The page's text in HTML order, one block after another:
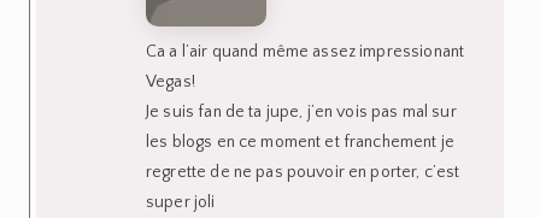
Ca a l’air quand même assez impressionant
Vegas!
Je suis fan de ta jupe, j’en vois pas mal sur
les blogs en ce moment et franchement je
regrette de ne pas pouvoir en porter, c’est
super joli